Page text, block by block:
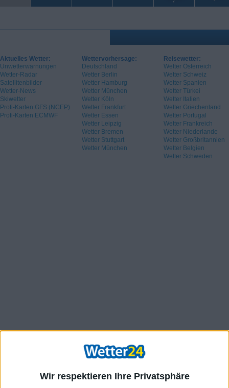
Wir respektieren Ihre Privatsphäre
Aktuelles Wetter:
Unwetterwarnungen
Wetter-Radar
Satellitenbilder
Wetter-News
Skiwetter
Profi-Karten GFS (NCEP)
Profi-Karten ECMWF
Wettervorhersage:
Deutschland
Wetter Berlin
Wetter Hamburg
Wetter München
Wetter Köln
Wetter Frankfurt
Wetter Essen
Wetter Leipzig
Wetter Bremen
Wetter Stuttgart
Wetter München
Reisewetter:
Wetter Österreich
Wetter Schweiz
Wetter Spanien
Wetter Türkei
Wetter Italien
Wetter Griechenland
Wetter Portugal
Wetter Frankreich
Wetter Niederlande
Wetter Großbritannien
Wetter Belgien
Wetter Schweden